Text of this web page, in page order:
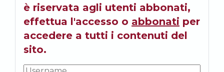
è riservata agli utenti abbonati,
effettua l'accesso o abbonati per
accedere a tutti i contenuti del
sito.